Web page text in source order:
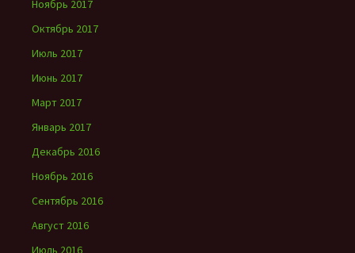
Ноябрь 2017
Октябрь 2017
Июль 2017
Июнь 2017
Март 2017
Январь 2017
Декабрь 2016
Ноябрь 2016
Сентябрь 2016
Август 2016
Июль 2016